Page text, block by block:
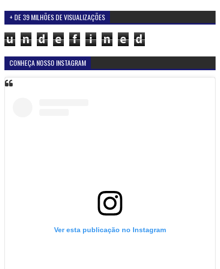
+ DE 39 MILHÕES DE VISUALIZAÇÕES
u n d e f i n e d
CONHEÇA NOSSO INSTAGRAM
Ver esta publicação no Instagram